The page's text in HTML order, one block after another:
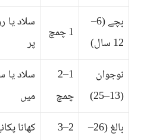
بچے (6–
12 سال)
1 چمچ
سلاد یا
پر
نوجوان
(13–25)
1–2
چمچ
سلاد یا
میں
بالغ (26–
2–3
کھانا